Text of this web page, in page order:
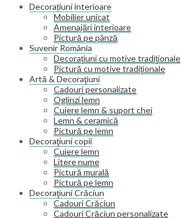
Decorațiuni interioare
Mobilier unicat
Amenajări interioare
Pictură pe pânză
Suvenir România
Decoraţiuni cu motive tradiţionale
Pictură cu motive tradiţionale
Artă & Decoraţiuni
Cadouri personalizate
Oglinzi lemn
Cuiere lemn & suport chei
Lemn & ceramică
Pictură pe lemn
Decoraţiuni copii
Cuiere lemn
Litere nume
Pictură murală
Pictură pe lemn
Decoraţiuni Crăciun
Cadouri Crăciun
Cadouri Crăciun personalizate